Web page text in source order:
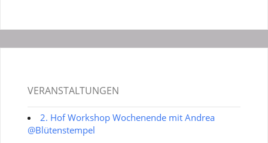
VERANSTALTUNGEN
2. Hof Workshop Wochenende mit Andrea
@Blütenstempel